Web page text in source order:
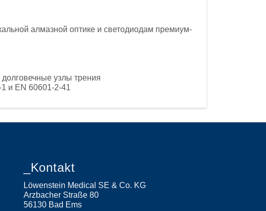
алмазной оптике и светодиодам премиум-
узлы трения
и EN 60601-2-41
_Kontakt
Löwenstein Medical SE & Co. KG
Arzbacher Straße 80
56130 Bad Ems